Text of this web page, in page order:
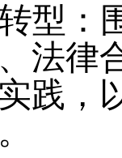
型：
法律
践 ，
。